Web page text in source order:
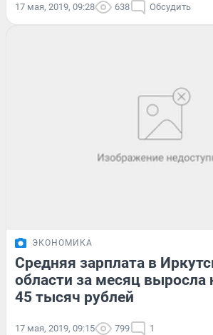
17 мая, 2019, 09:28 638 Обсудить
ЭКОНОМИКА
Средняя зарплата в
области за месяц выросла
45 тысяч рублей
17 мая, 2019, 09:15 799 1